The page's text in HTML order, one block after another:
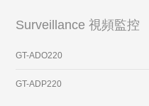
Surveillance 視頻監控
GT-ADO220
GT-ADP220